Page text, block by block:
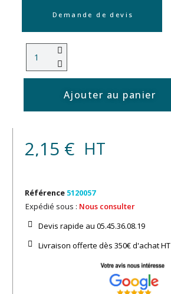
Demande de devis
Ajouter au panier
2,15 € HT
Référence 5120057
Expédié sous : Nous consulter
Devis rapide au 05.45.36.08.19​
Livraison offerte dès 350€ d'achat​ HT